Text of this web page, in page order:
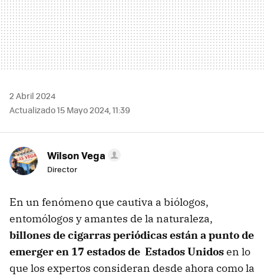
2 Abril 2024
Actualizado 15 Mayo 2024, 11:39
Wilson Vega
Director
En un fenómeno que cautiva a biólogos,
entomólogos y amantes de la naturaleza,
billones de cigarras periódicas están a punto de
emerger en 17 estados de Estados Unidosen lo
que los expertos consideran desde ahora como la